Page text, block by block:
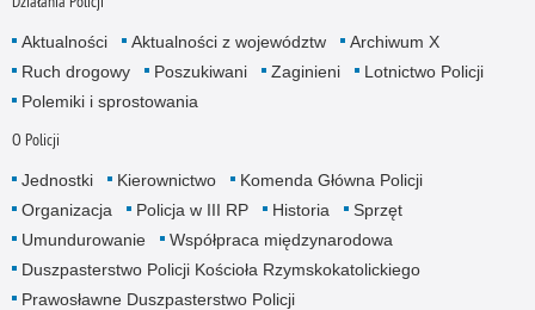
Aktualności Aktualności z województw
Archiwum X
Ruch drogowy
Poszukiwani Zaginieni
Lotnictwo Policji
Polemiki i sprostowania
O Policji
Jednostki Kierownictwo
Komenda Główna Policji
Organizacja
Policja w III RP Historia
Sprzęt
Umundurowanie
Współpraca międzynarodowa
Duszpasterstwo Policji Kościoła Rzymskokatolickiego
Prawosławne Duszpasterstwo Policji